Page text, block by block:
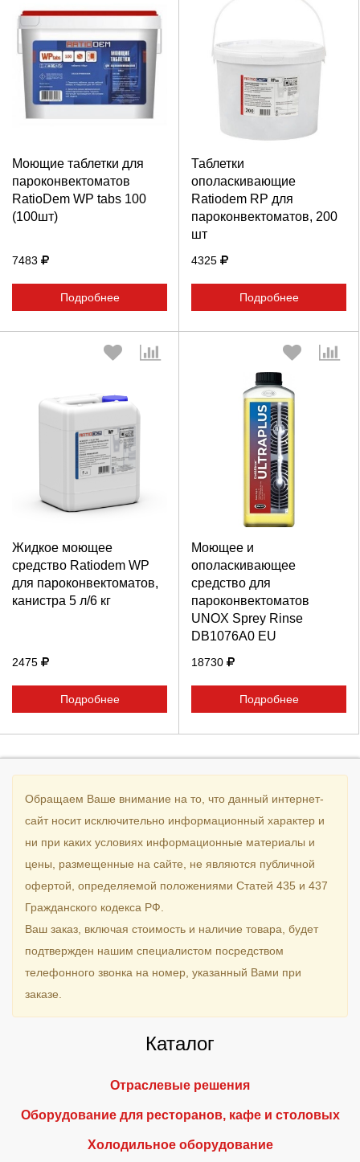
Моющие таблетки для
пароконвектоматов
RatioDem WP tabs 100
(100шт)
7483
Подробнее
Выберите количество:
Продолжить Отмена
Таблетки
ополаскивающие
Ratiodem RP для
пароконвектоматов, 200
шт
4325
Подробнее
Выберите количество:
Жидкое моющее
средство Ratiodem WP
для пароконвектоматов,
канистра 5 л/6 кг
2475
Подробнее
Продолжить Отмена
Моющее и
ополаскивающее
средство для
пароконвектоматов
UNOX Sprey Rinse
DB1076A0 EU
18730
Подробнее
Выберите количество:
Продолжить Отмена
Обращаем Ваше внимание на то, что данный интернет-
сайт носит исключительно информационный характер и
ни при каких условиях информационные материалы и
цены, размещенные на сайте, не являются публичной
офертой, определяемой положениями Статей 435 и 437
Гражданского кодекса РФ.
Ваш заказ, включая стоимость и наличие товара, будет
подтвержден нашим специалистом посредством
телефонного звонка на номер, указанный Вами при
заказе.
Каталог
Отраслевые решения
Оборудование для ресторанов, кафе и столовых
Холодильное оборудование